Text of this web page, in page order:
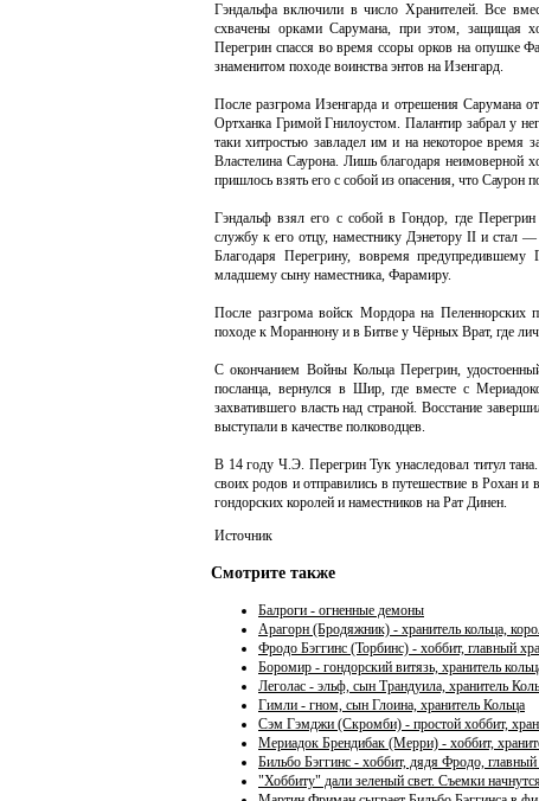
Гэндальфа включили в число Хранителей. Все
схвачены орками Сарумана, при этом, защищая
Перегрин спасся во время ссоры орков на опушке
знаменитом походе воинства энтов на Изенгард.
После разгрома Изенгарда и отрешения Сарумана
Ортханка Гримой Гнилоустом. Палантир забрал у
таки хитростью завладел им и на некоторое время
Властелина Саурона. Лишь благодаря неимоверной
пришлось взять его с собой из опасения, что Саурон
Гэндальф взял его с собой в Гондор, где
службу к его отцу, наместнику Дэнетору II и стал
Благодаря Перегрину, вовремя
младшему сыну наместника, Фарамиру.
После разгрома войск Мордора на Пеленнорских
походе к Мораннону и в Битве у Чёрных Врат, где
С окончанием Войны Кольца Перегрин,
посланца, вернулся в Шир, где вместе с
захватившего власть над страной. Восстание
выступали в качестве полководцев.
В 14 году Ч.Э. Перегрин Тук унаследовал титул
своих родов и отправились в путешествие в Рохан
гондорских королей и наместников на Рат Динен.
Источник
Смотрите также
Балроги - огненные демоны
Арагорн (Бродяжник) - хранитель кольца,
Фродо Бэггинс (Торбинс) - хоббит, главный
Боромир - гондорский витязь, хранитель
Леголас - эльф, сын Трандуила, хранитель
Гимли - гном, сын Глоина, хранитель Кольца
Сэм Гэмджи (Скромби) - простой хоббит,
Мериадок Брендибак (Мерри) - хоббит,
Бильбо Бэггинс - хоббит, дядя Фродо,
"Хоббиту" дали зеленый свет. Съемки